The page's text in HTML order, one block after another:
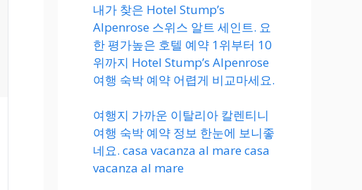
내가 찾은 Hotel Stump’s
Alpenrose 스위스 알트 세인트. 요
한 평가높은 호텔 예약 1위부터 10
위까지 Hotel Stump’s Alpenrose
여행 숙박 예약 어렵게 비교마세요.
여행지 가까운 이탈리아 칼렌티니
여행 숙박 예약 정보 한눈에 보니좋
네요. casa vacanza al mare casa
vacanza al mare